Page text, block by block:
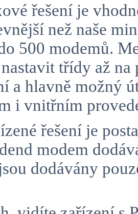
řešení je
než naše
500 modemů.
třídy až
a hlavně možný
i vnitřním
řešení je
modem
dodávány